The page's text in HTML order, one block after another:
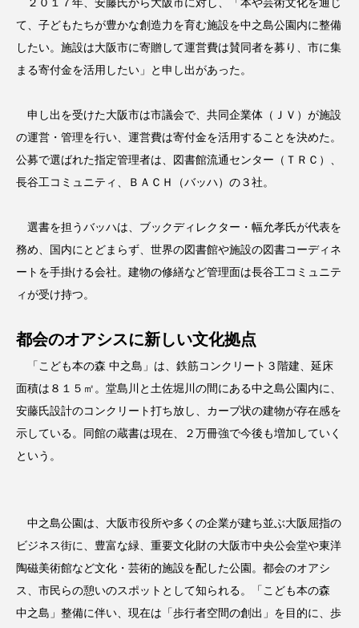
て、子どもたちが豊かな創造力を育む施設を中之島公園内に整備
したい。施設は大阪市に寄贈して運営費は賛同者を募り、市に集
まる寄付金を活用したい」と申し出があった。
申し出を受けた大阪市は市議会で、共同企業体（ＪＶ）が施設
の運営・管理を行い、運営費は寄付金を活用することを決めた。
公募で選ばれた指定管理者は、図書館流通センター（ＴＲＣ）、
長谷工コミュニティ、ＢＡＣＨ（バッハ）の３社。
選書を担うバッハは、ブックディレクター・幅允孝氏が代表を
務め、国内にとどまらず、世界の図書館や施設の図書コーディネ
ートを手掛ける会社。建物の修繕など管理面は長谷工コミュニテ
ィが受け持つ。
都会のオアシスに新しい文化拠点
「こども本の森 中之島」は、鉄筋コンクリート３階建、延床
面積は８１５㎡。堂島川と土佐堀川の間にある中之島公園内に、
安藤氏設計のコンクリート打ち放し、カーブ状の建物が存在感を
示している。同館の蔵書は現在、２万冊強で今後も増加していく
という。
中之島公園は、大阪市役所や多くの企業が建ち並ぶ大阪屈指の
ビジネス街に、豊富な緑、重要文化財の大阪市中央公会堂や東洋
陶磁美術館など文化・芸術的施設を配した公園。都会のオアシ
ス、市民らの憩いのスポットとして知られる。「こども本の森
中之島」整備に伴い、現在は「歩行者空間の創出」を目的に、歩